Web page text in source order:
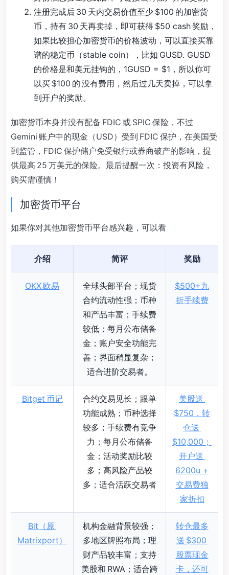
注册完成后 30 天内交易价值至少 $100 的加密货
币，持有 30 天再卖掉，即可获得 $50 cash 奖励，
如果比较担心加密货币的价格波动，可以直接买靠
谱的稳定币（stable coin），比如 GUSD. GUSD
的价格是和美元挂钩的，1GUSD = $1，所以你可
以买 $100 的 没有费用，然后过几天卖掉，可以拿
到开户的奖励。
加密货币本身并没有配备 FDIC 或 SPIC 保险，不过
Gemini 账户中的现金（USD）受到 FDIC 保护，在美国受
到监管，FDIC 保护储户免受银行或券商破产的影响，提
供最高 25 万美元的保险。最后提醒一次：投资有风险，
购买需谨慎！
加密货币平台
如果你对其他加密货币平台感兴趣，可以看
介绍 简评 奖励
OKX 欧易
全球头部平台；现货
合约流动性强；币种
和产品丰富；手续费
较低；每月公布储备
金；账户安全功能完
善；界面稍显复杂；
适合进阶交易者。
$500+九
折手续费
Bitget 币记
合约交易见长；跟单
功能成熟；币种选择
较多；手续费有竞争
力；每月公布储备
金；活动奖励比较
多；高风险产品较
多；适合活跃交易者
美股送
$750，转
仓送
$10,000；
开户送
6200u +
交易费独
家折扣
Bit（原
Matrixport）
机构金融背景较强；
多地区牌照布局；理
财产品较丰富；支持
美股和 RWA；适合跨
转仓最多
送 $300
股票现金
卡，还可